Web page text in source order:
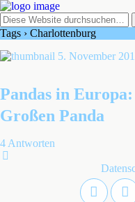
Tags › Charlottenburg
5. November
Pandas in
Großen Panda
4 Antworten